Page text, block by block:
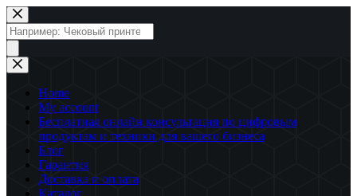
Перейти
к
сути
Поиск
товаров
Home
My account
Бесплатная онлайн консультация по цифровым
продуктам и техники для вашего бизнеса
Блог
Гарантия
Доставка и оплата
Каталог